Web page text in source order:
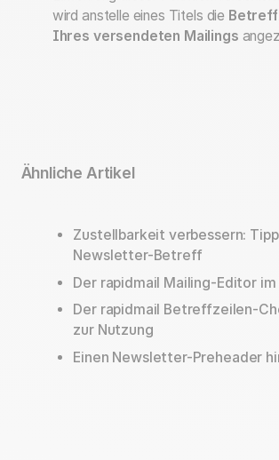
wird anstelle eines Titels die
Ihres versendeten Mailings
Ähnliche Artikel
Zustellbarkeit verbessern:
Newsletter-Betreff
Der rapidmail Mailing-Editor
Der rapidmail Betreffzeilen-
zur Nutzung
Einen Newsletter-Preheader